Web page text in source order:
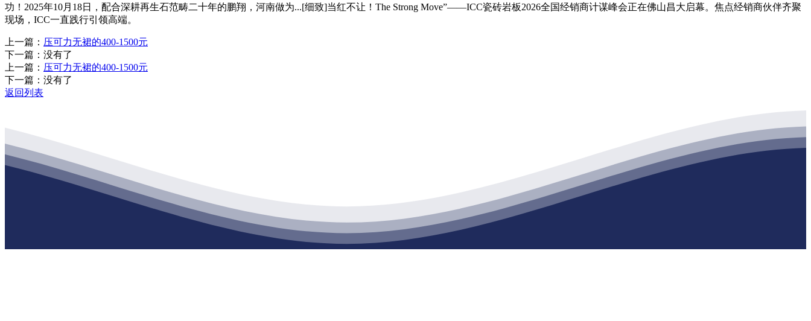
功！2025年10月18日，配合深耕再生石范畴二十年的鹏翔，河南做为...[细致]当红不让！The Strong Move”——ICC瓷砖岩板2026全国经销商计谋峰会正在佛山昌大启幕。焦点经销商伙伴齐聚
现场，ICC一直践行引领高端。
上一篇： 压可力无裙的400-1500元
下一篇：没有了
上一篇： 压可力无裙的400-1500元
下一篇：没有了
返回列表